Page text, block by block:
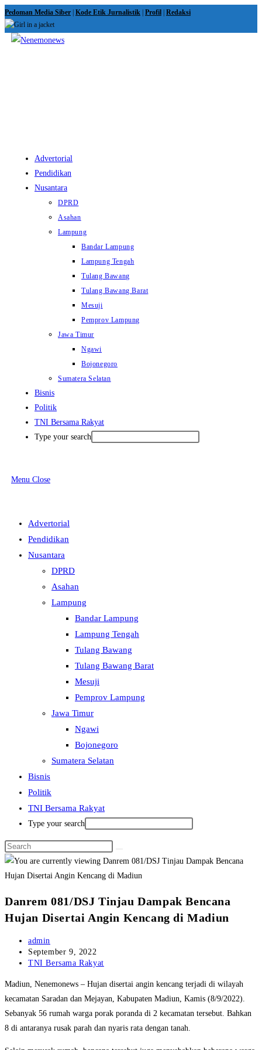
Skip
to
content
Pedoman Media Siber Kode Etik Jurnalistik Profil Redaksi
Advertorial
Pendidikan
Nusantara
DPRD
Asahan
Lampung
Bandar Lampung
Lampung Tengah
Tulang Bawang
Tulang Bawang Barat
Mesuji
Pemprov Lampung
Jawa Timur
Ngawi
Bojonegoro
Sumatera Selatan
Bisnis
Politik
TNI Bersama Rakyat
Type your search
Menu Close
Advertorial
Pendidikan
Nusantara
DPRD
Asahan
Lampung
Bandar Lampung
Lampung Tengah
Tulang Bawang
Tulang Bawang Barat
Mesuji
Pemprov Lampung
Jawa Timur
Ngawi
Bojonegoro
Sumatera Selatan
Bisnis
Politik
TNI Bersama Rakyat
Type your search
Danrem 081/DSJ Tinjau Dampak Bencana
Hujan Disertai Angin Kencang di Madiun
Post
author:
admin
Post
published:
September 9, 2022
Post
TNI Bersama Rakyat
Madiun, Nenemonews – Hujan disertai angin kencang terjadi di wilayah
kecamatan Saradan dan Mejayan, Kabupaten Madiun, Kamis (8/9/2022).
Sebanyak 56 rumah warga porak poranda di 2 kecamatan tersebut. Bahkan
8 di antaranya rusak parah dan nyaris rata dengan tanah.